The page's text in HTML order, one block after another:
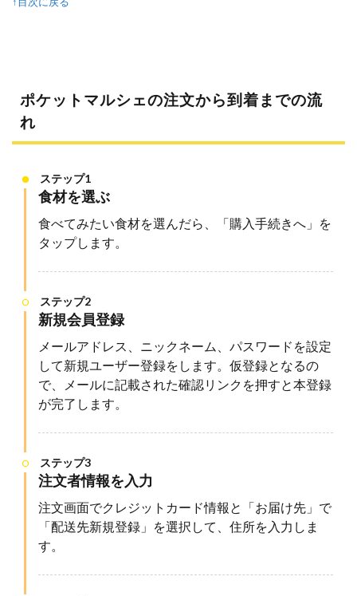
ポケットマルシェの注文から到着までの流
れ
ステップ1
食材を選ぶ
食べてみたい食材を選んだら、「購入手続きへ」を
タップします。
ステップ2
新規会員登録
メールアドレス、ニックネーム、パスワードを設定
して新規ユーザー登録をします。仮登録となるの
で、メールに記載された確認リンクを押すと本登録
が完了します。
ステップ3
注文者情報を入力
注文画面でクレジットカード情報と「お届け先」で
「配送先新規登録」を選択して、住所を入力しま
す。